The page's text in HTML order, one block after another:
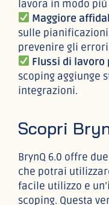
lavora in modo
Maggiore
sulle
prevenire gli
Flussi di
scoping aggiunge
integrazioni.
Scopri
BrynQ 6.0 offre
che potrai
facile utilizzo e
scoping. Questa